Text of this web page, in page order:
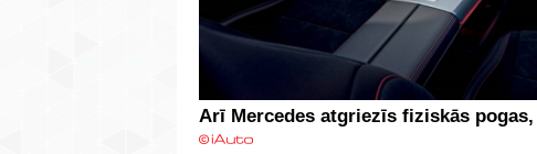
Arī Mercedes atgriezīs fiziskās